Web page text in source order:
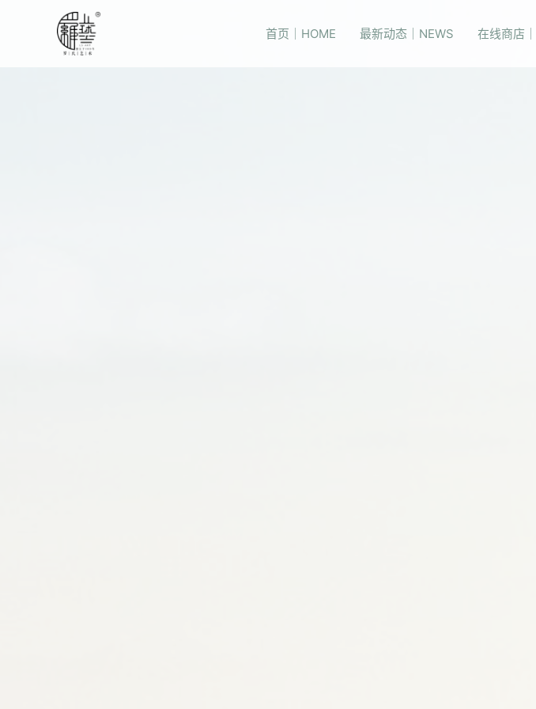
首页｜HOME 最新动态｜NEWS 在线商店